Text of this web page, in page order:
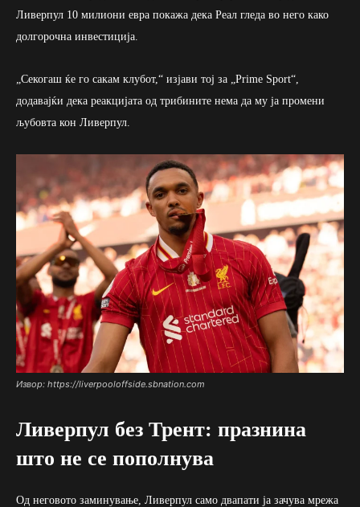
Ливерпул 10 милиони евра покажа дека Реал гледа во него како
долгорочна инвестиција.
„Секогаш ќе го сакам клубот,“ изјави тој за „Prime Sport“,
додавајќи дека реакцијата од трибините нема да му ја промени
љубовта кон Ливерпул.
Извор: https://liverpooloffside.sbnation.com
Ливерпул без Трент: празнина
што не се пополнува
Од неговото заминување, Ливерпул само двапати ја зачува мрежа